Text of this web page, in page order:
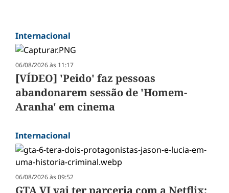
Internacional
06/08/2026 às 11:17
[VÍDEO] 'Peido' faz pessoas
abandonarem sessão de 'Homem-
Aranha' em cinema
Internacional
06/08/2026 às 09:52
GTA VI vai ter parceria com a Netflix;